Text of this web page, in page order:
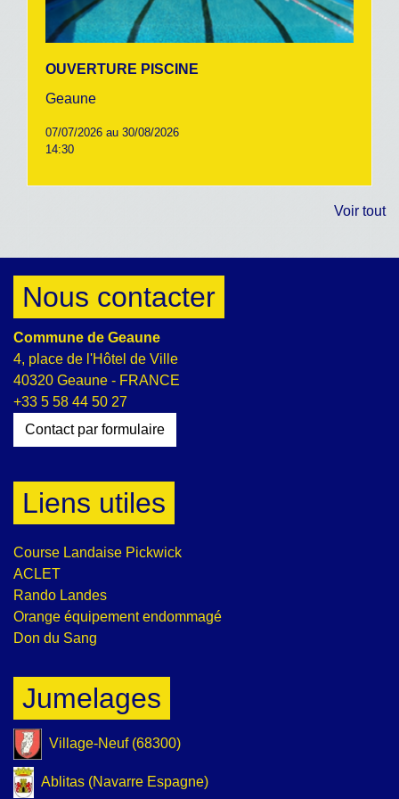
OUVERTURE PISCINE
Geaune
07/07/2026 au 30/08/2026
14:30
Voir tout
Nous contacter
Commune de Geaune
4, place de l'Hôtel de Ville
40320 Geaune - FRANCE
+33 5 58 44 50 27
Contact par formulaire
Liens utiles
Course Landaise Pickwick
ACLET
Rando Landes
Orange équipement endommagé
Don du Sang
Jumelages
Village-Neuf (68300)
Ablitas (Navarre Espagne)